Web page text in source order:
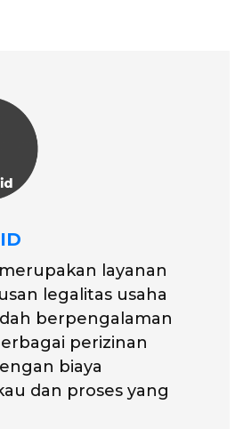
merupakan layanan
legalitas usaha
berpengalaman
perizinan
biaya
dan proses yang